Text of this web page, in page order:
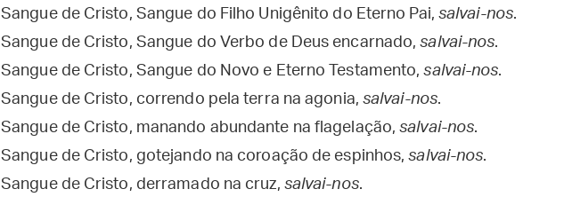
Sangue de Cristo, Sangue do Filho Unigênito do Eterno Pai, salvai-nos.
Sangue de Cristo, Sangue do Verbo de Deus encarnado,salvai-nos.
Sangue de Cristo, Sangue do Novo e Eterno Testamento,salvai-nos.
Sangue de Cristo, correndo pela terra na agonia, salvai-nos.
Sangue de Cristo, manando abundante na flagelação,salvai-nos.
Sangue de Cristo, gotejando na coroação de espinhos,salvai-nos.
Sangue de Cristo, derramado na cruz, salvai-nos.